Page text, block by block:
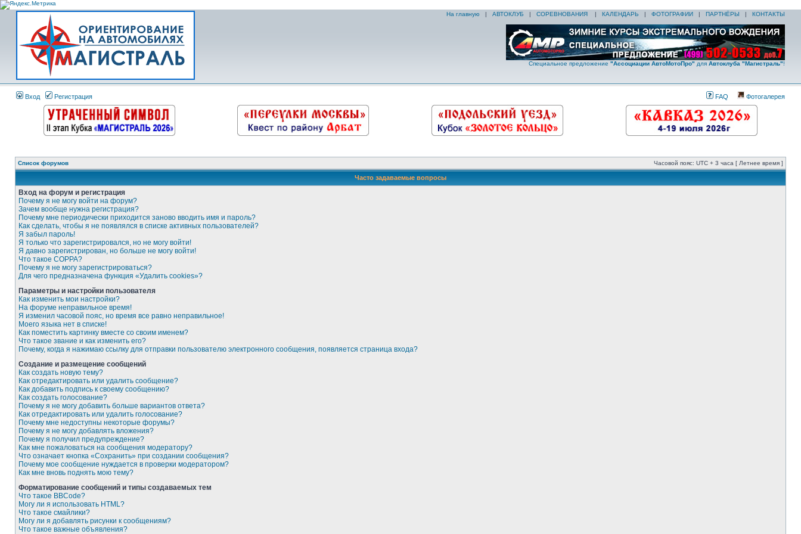
На главную | АВТОКЛУБ | СОРЕВНОВАНИЯ | КАЛЕНДАРЬ | ФОТОГРАФИИ | ПАРТНЁРЫ | КОНТАКТЫ
Специальное предложение "Ассоциации АвтоМотоПро" для Автоклуба "Магистраль"!
Вход Регистрация FAQ Фотогалерея
Список форумов Часовой пояс: UTC + 3 часа [ Летнее время ]
Часто задаваемые вопросы
Вход на форум и регистрация
Почему я не могу войти на форум?
Зачем вообще нужна регистрация?
Почему мне периодически приходится заново вводить имя и пароль?
Как сделать, чтобы я не появлялся в списке активных пользователей?
Я забыл пароль!
Я только что зарегистрировался, но не могу войти!
Я давно зарегистрирован, но больше не могу войти!
Что такое COPPA?
Почему я не могу зарегистрироваться?
Для чего предназначена функция «Удалить cookies»?
Параметры и настройки пользователя
Как изменить мои настройки?
На форуме неправильное время!
Я изменил часовой пояс, но время все равно неправильное!
Моего языка нет в списке!
Как поместить картинку вместе со своим именем?
Что такое звание и как изменить его?
Почему, когда я нажимаю ссылку для отправки пользователю электронного сообщения, появляется страница входа?
Создание и размещение сообщений
Как создать новую тему?
Как отредактировать или удалить сообщение?
Как добавить подпись к своему сообщению?
Как создать голосование?
Почему я не могу добавить больше вариантов ответа?
Как отредактировать или удалить голосование?
Почему мне недоступны некоторые форумы?
Почему я не могу добавлять вложения?
Почему я получил предупреждение?
Как мне пожаловаться на сообщения модератору?
Что означает кнопка «Сохранить» при создании сообщения?
Почему мое сообщение нуждается в проверки модератором?
Как мне вновь поднять мою тему?
Форматирование сообщений и типы создаваемых тем
Что такое BBCode?
Могу ли я использовать HTML?
Что такое смайлики?
Могу ли я добавлять рисунки к сообщениям?
Что такое важные объявления?